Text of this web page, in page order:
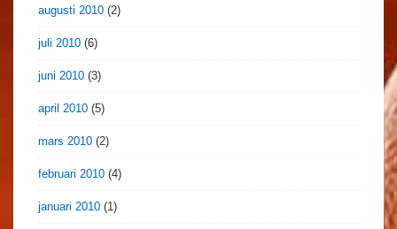
augusti 2010 (2)
juli 2010 (6)
juni 2010 (3)
april 2010 (5)
mars 2010 (2)
februari 2010 (4)
januari 2010 (1)